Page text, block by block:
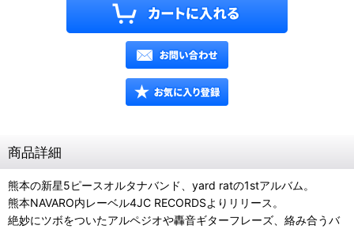
商品詳細
熊本の新星5ピースオルタナバンド、yard ratの1stアルバム。
熊本NAVARO内レーベル4JC RECORDSよりリリース。
絶妙にツボをついたアルペジオや轟音ギターフレーズ、絡み合うバ